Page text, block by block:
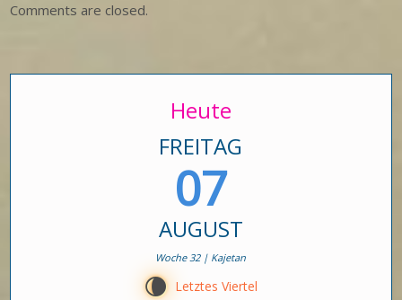
Comments are closed.
Heute
FREITAG
07
AUGUST
Woche 32 | Kajetan
V Letztes Viertel